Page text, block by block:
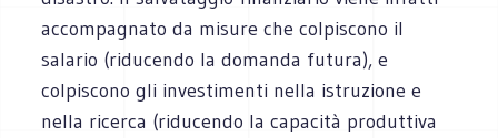
accompagnato da misure che colpiscono il
salario (riducendo la domanda futura), e
colpiscono gli investimenti nella istruzione e
nella ricerca (riducendo la capacità produttiva